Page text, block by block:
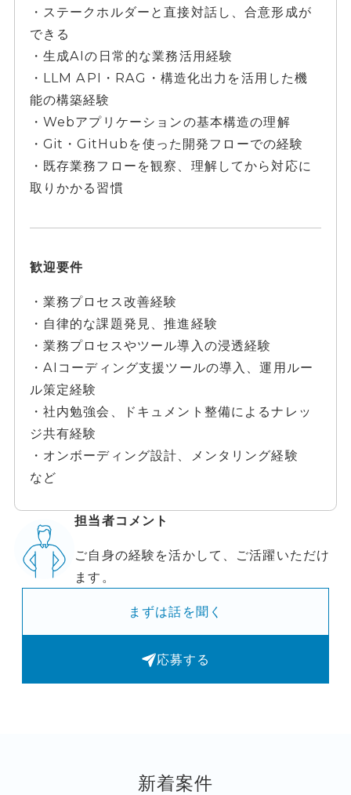
・ステークホルダーと直接対話し、合意形成が
できる
・生成AIの日常的な業務活用経験
・LLM API・RAG・構造化出力を活用した機
能の構築経験
・Webアプリケーションの基本構造の理解
・Git・GitHubを使った開発フローでの経験
・既存業務フローを観察、理解してから対応に
取りかかる習慣
歓迎要件
・業務プロセス改善経験
・自律的な課題発見、推進経験
・業務プロセスやツール導入の浸透経験
・AIコーディング支援ツールの導入、運用ルー
ル策定経験
・社内勉強会、ドキュメント整備によるナレッ
ジ共有経験
・オンボーディング設計、メンタリング経験
など
担当者コメント
ご自身の経験を活かして、ご活躍いただけ
ます。
まずは話を聞く
応募する
新着案件